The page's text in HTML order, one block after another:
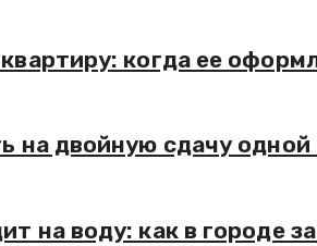
когда ее
на двойную сдачу
на воду: как в городе